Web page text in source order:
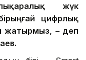
жүк
цифрлық
жатырмыз, – деп